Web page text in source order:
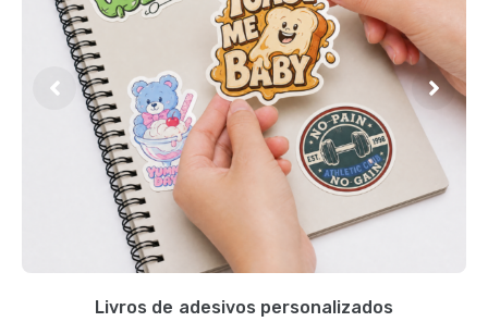
Livros de adesivos personalizados